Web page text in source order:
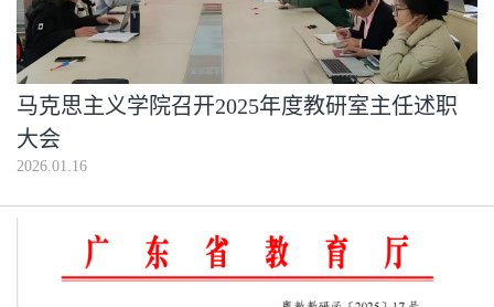
马克思主义学院召开2025年度教研室主任述职
大会
2026.01.16